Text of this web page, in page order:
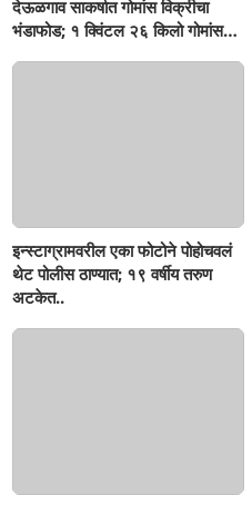
देऊळगाव साकर्षात गोमांस विक्रीचा
भंडाफोड; १ क्विंटल २६ किलो गोमांस
इन्स्टाग्रामवरील एका फोटोने पोहोचवलं
थेट पोलीस ठाण्यात; १९ वर्षीय तरुण
अटकेत..